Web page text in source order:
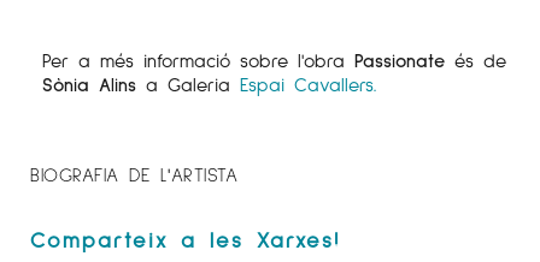
Per a més informació sobre l'obra Passionate és de
Sònia Alins a Galeria Espai Cavallers.
BIOGRAFIA DE L'ARTISTA